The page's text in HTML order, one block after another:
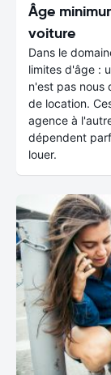
Âge
voiture
Dans le
limites d'âge :
n'est pas nous
de location.
agence à
dépendent
louer.